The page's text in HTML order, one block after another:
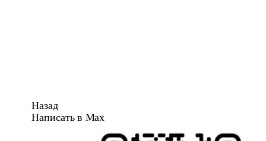
Назад
Написать в Max